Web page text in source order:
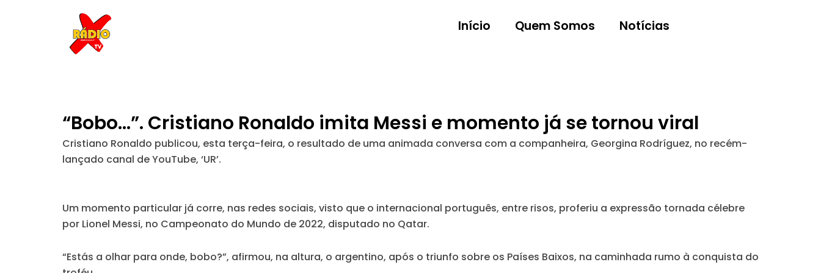
Início Quem Somos Notícias
“Bobo…”. Cristiano Ronaldo imita Messi e momento já se tornou viral
Cristiano Ronaldo publicou, esta terça-feira, o resultado de uma animada conversa com a companheira, Georgina Rodríguez, no recém-
lançado canal de YouTube, ‘UR’.
Um momento particular já corre, nas redes sociais, visto que o internacional português, entre risos, proferiu a expressão tornada célebre
por Lionel Messi, no Campeonato do Mundo de 2022, disputado no Qatar.
“Estás a olhar para onde, bobo?”, afirmou, na altura, o argentino, após o triunfo sobre os Países Baixos, na caminhada rumo à conquista do